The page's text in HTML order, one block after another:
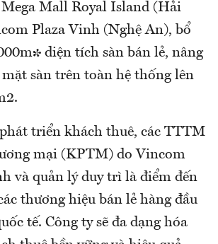
Mall Royal Island (Hải
Plaza Vinh (Nghệ An), bổ
diện tích sàn bán lẻ, nâng
sàn trên toàn hệ thống lên
triển khách thuê, các TTTM
mại (KPTM) do Vincom
và quản lý duy trì là điểm đến
thương hiệu bán lẻ hàng đầu
tế. Công ty sẽ đa dạng hóa